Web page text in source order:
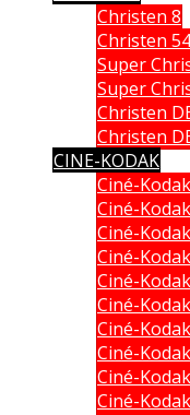
Christen 8
Christen 54
Super
Super
Christen
Christen
CINE-KODAK
Ciné-
Ciné-
Ciné-
Ciné-
Ciné-
Ciné-
Ciné-
Ciné-
Ciné-
Ciné-